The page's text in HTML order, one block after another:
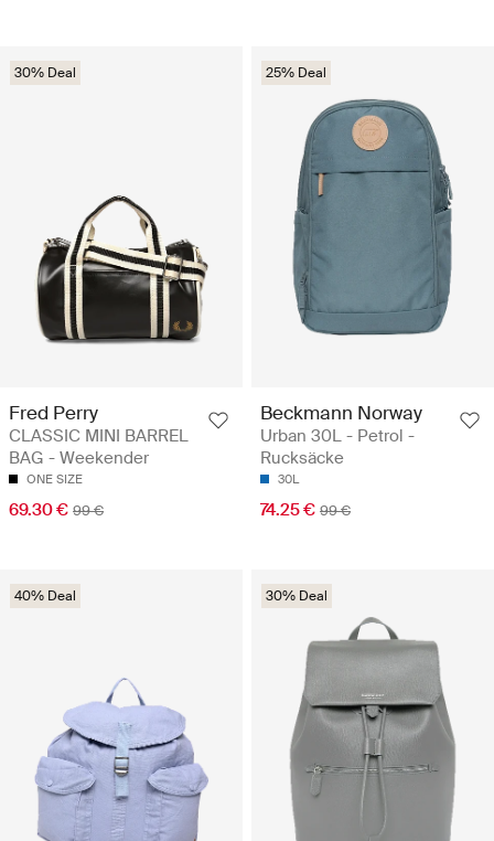
30% Deal
Fred Perry
CLASSIC MINI BARREL
BAG - Weekender
ONE SIZE
69.30 € 99 €
25% Deal
Beckmann Norway
Urban 30L - Petrol -
Rucksäcke
30L
74.25 € 99 €
40% Deal 30% Deal